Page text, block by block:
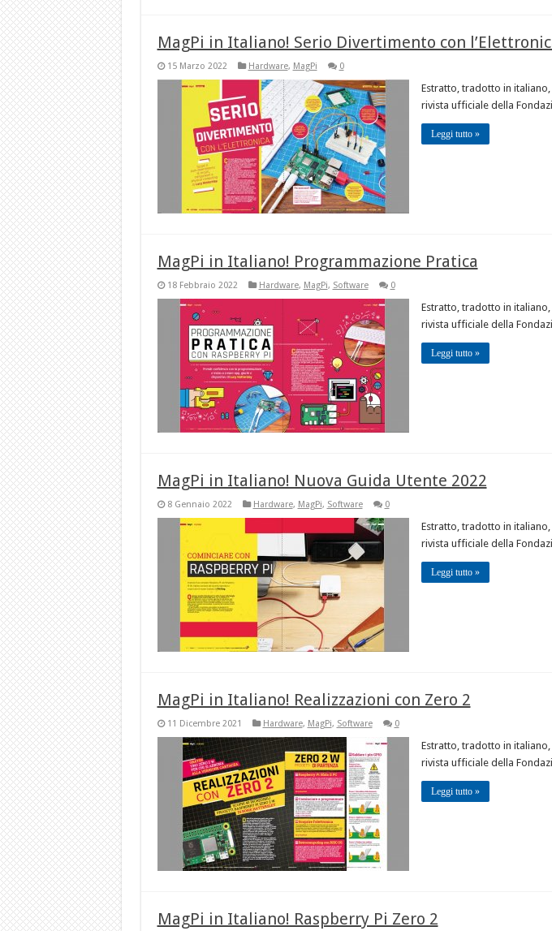
MagPi in Italiano! Serio Divertimento con
15 Marzo 2022 Hardware, MagPi 0
Estratto, tradotto in italiano,
rivista ufficiale della
Leggi tutto »
MagPi in Italiano! Programmazione Pratica
18 Febbraio 2022 Hardware, MagPi, Software 0
Estratto, tradotto in italiano,
rivista ufficiale della
Leggi tutto »
MagPi in Italiano! Nuova Guida Utente 2022
8 Gennaio 2022 Hardware, MagPi, Software 0
Estratto, tradotto in italiano,
rivista ufficiale della
Leggi tutto »
MagPi in Italiano! Realizzazioni con Zero 2
11 Dicembre 2021 Hardware, MagPi, Software 0
Estratto, tradotto in italiano,
rivista ufficiale della
Leggi tutto »
MagPi in Italiano! Raspberry Pi Zero 2